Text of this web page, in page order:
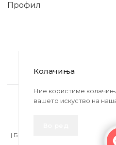
Профил
2020-2024 © MB
БРАМИТ
| БРАЌА МИНКОВИ 57, 2400
Колачиња
Ние користиме
вашето искуство на